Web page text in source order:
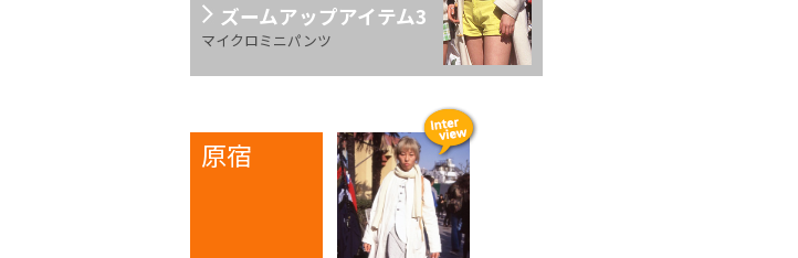
ズームアップアイテム3
マイクロミニパンツ
原宿